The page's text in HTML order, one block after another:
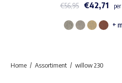
€56,95 €42,71
Dit
+
Home Assortiment willow 230